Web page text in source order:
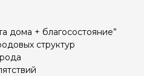
дома + благосостояние”
структур